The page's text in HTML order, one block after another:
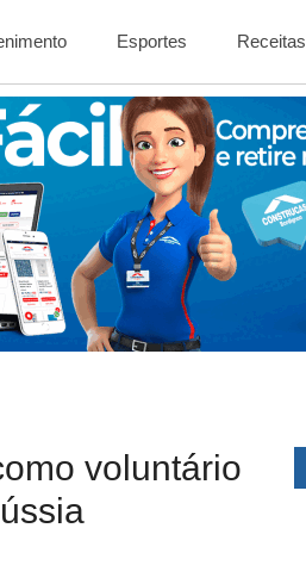
Esportes Receitas
voluntário